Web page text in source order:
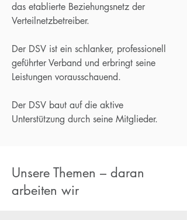
das etablierte Beziehungsnetz der
Verteilnetzbetreiber.
Der DSV ist ein schlanker, professionell
geführter Verband und erbringt seine
Leistungen vorausschauend.
Der DSV baut auf die aktive
Unterstützung durch seine Mitglieder.
Unsere Themen – daran
arbeiten wir